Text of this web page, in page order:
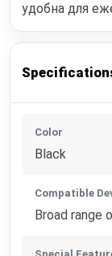
удобна для
Color
Black
Compatible
Broad range